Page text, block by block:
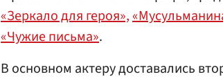
«Зеркало для героя»,
«Чужие письма».
В основном актеру доставались